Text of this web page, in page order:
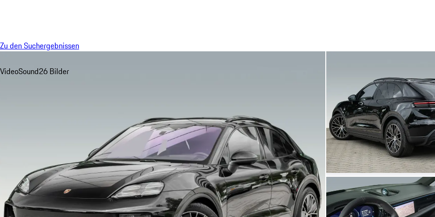
Zu den Suchergebnissen
VideoSound26 Bilder